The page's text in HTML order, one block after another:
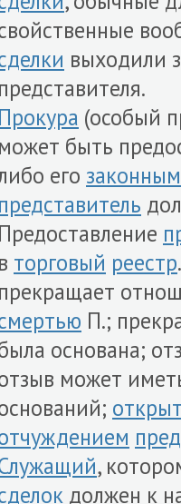
выходили
представителя.
Прокура (особый
может быть
его
представитель
Предоставление
в торговый реестр
прекращает
П.;
основана;
может
,
должен к